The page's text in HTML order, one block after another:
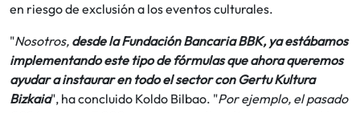
en riesgo de exclusión a los eventos culturales.
"Nosotros, desde la Fundación Bancaria BBK, ya estábamos
implementando este tipo de fórmulas que ahora queremos
ayudar a instaurar en todo el sector con Gertu Kultura
Bizkaia", ha concluido Koldo Bilbao. "Por ejemplo, el pasado